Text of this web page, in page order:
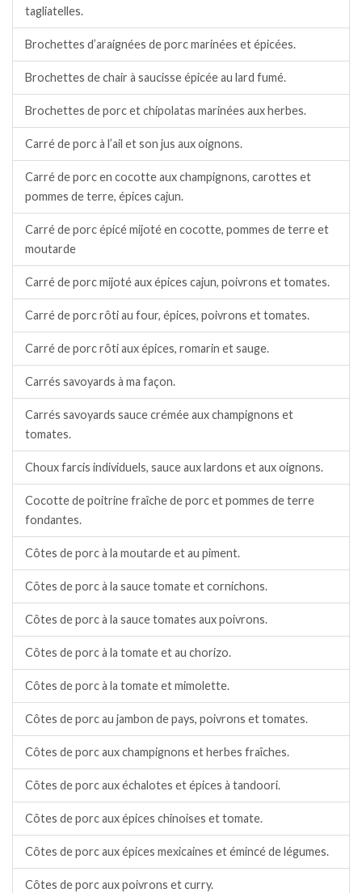
tagliatelles.
Brochettes d’araignées de porc marinées et épicées.
Brochettes de chair à saucisse épicée au lard fumé.
Brochettes de porc et chipolatas marinées aux herbes.
Carré de porc à l’ail et son jus aux oignons.
Carré de porc en cocotte aux champignons, carottes et
pommes de terre, épices cajun.
Carré de porc épicé mijoté en cocotte, pommes de terre et
moutarde
Carré de porc mijoté aux épices cajun, poivrons et tomates.
Carré de porc rôti au four, épices, poivrons et tomates.
Carré de porc rôti aux épices, romarin et sauge.
Carrés savoyards à ma façon.
Carrés savoyards sauce crémée aux champignons et
tomates.
Choux farcis individuels, sauce aux lardons et aux oignons.
Cocotte de poitrine fraîche de porc et pommes de terre
fondantes.
Côtes de porc à la moutarde et au piment.
Côtes de porc à la sauce tomate et cornichons.
Côtes de porc à la sauce tomates aux poivrons.
Côtes de porc à la tomate et au chorizo.
Côtes de porc à la tomate et mimolette.
Côtes de porc au jambon de pays, poivrons et tomates.
Côtes de porc aux champignons et herbes fraîches.
Côtes de porc aux échalotes et épices à tandoori.
Côtes de porc aux épices chinoises et tomate.
Côtes de porc aux épices mexicaines et émincé de légumes.
Côtes de porc aux poivrons et curry.